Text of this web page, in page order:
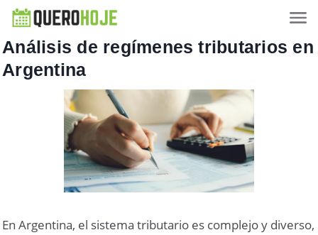
Análisis de regímenes tributarios en
Argentina
En Argentina, el sistema tributario es complejo y diverso,